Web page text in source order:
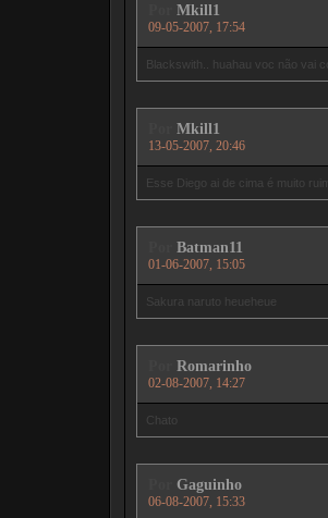
Mkill1
09-05-2007, 17:54
Blackswith.. huahau voc não vai
Mkill1
13-05-2007, 20:46
Esse Diego ai de cima é muito
Batman11
01-06-2007, 15:05
Sakura naruto heueheue
Romarinho
02-08-2007, 14:27
Chato
Gaguinho
06-08-2007, 15:33